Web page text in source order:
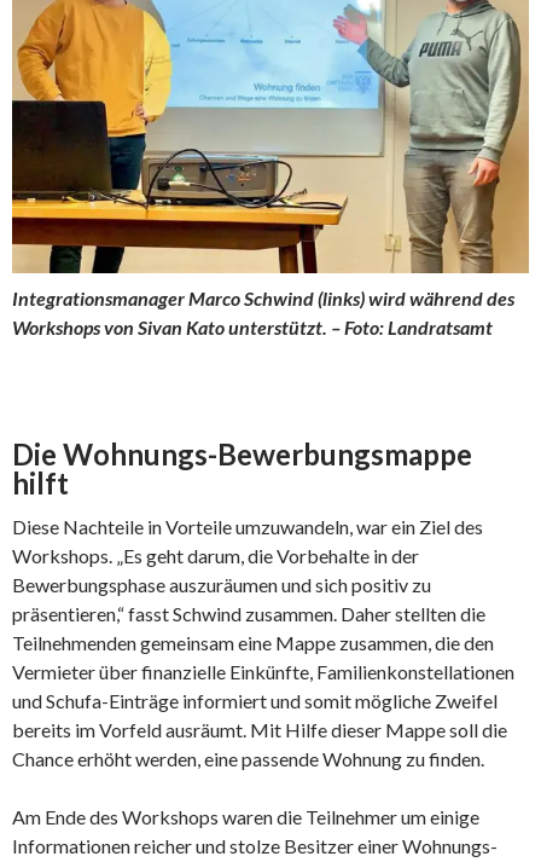
Integrationsmanager Marco Schwind (links) wird während des
Workshops von Sivan Kato unterstützt. – Foto: Landratsamt
Die Wohnungs-Bewerbungsmappe
hilft
Diese Nachteile in Vorteile umzuwandeln, war ein Ziel des
Workshops. „Es geht darum, die Vorbehalte in der
Bewerbungsphase auszuräumen und sich positiv zu
präsentieren,“ fasst Schwind zusammen. Daher stellten die
Teilnehmenden gemeinsam eine Mappe zusammen, die den
Vermieter über finanzielle Einkünfte, Familienkonstellationen
und Schufa-Einträge informiert und somit mögliche Zweifel
bereits im Vorfeld ausräumt. Mit Hilfe dieser Mappe soll die
Chance erhöht werden, eine passende Wohnung zu finden.
Am Ende des Workshops waren die Teilnehmer um einige
Informationen reicher und stolze Besitzer einer Wohnungs-